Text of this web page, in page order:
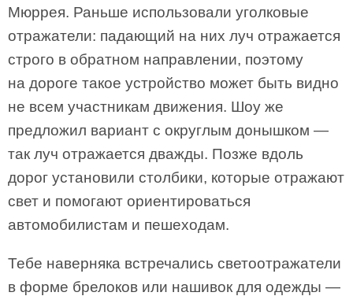
Мюррея. Раньше использовали уголковые
отражатели: падающий на них луч отражается
строго в обратном направлении, поэтому
на дороге такое устройство может быть видно
не всем участникам движения. Шоу же
предложил вариант с округлым донышком —
так луч отражается дважды. Позже вдоль
дорог установили столбики, которые отражают
свет и помогают ориентироваться
автомобилистам и пешеходам.
Тебе наверняка встречались светоотражатели
в форме брелоков или нашивок для одежды —